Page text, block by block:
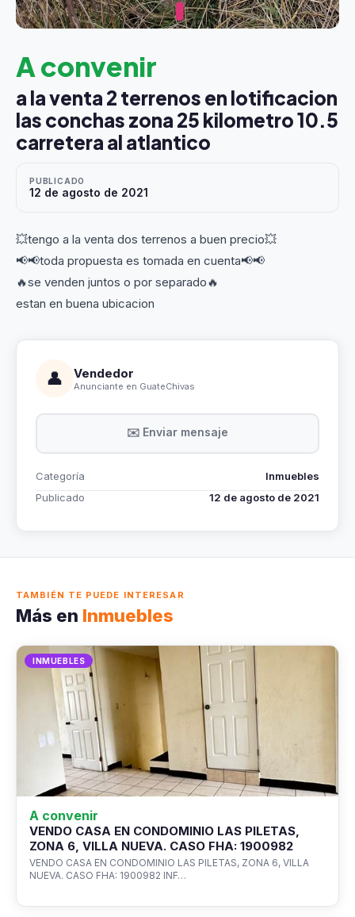
A convenir
a la venta 2 terrenos en lotificacion
las conchas zona 25 kilometro 10.5
carretera al atlantico
PUBLICADO
12 de agosto de 2021
💥tengo a la venta dos terrenos a buen precio💥
📢📢toda propuesta es tomada en cuenta📢📢
🔥se venden juntos o por separado🔥
estan en buena ubicacion
👤 Vendedor
Anunciante en GuateChivas
✉️ Enviar mensaje
Categoría
Inmuebles
Publicado
12 de agosto de 2021
TAMBIÉN TE PUEDE INTERESAR
Más en Inmuebles
INMUEBLES
A convenir
VENDO CASA EN CONDOMINIO LAS PILETAS,
ZONA 6, VILLA NUEVA. CASO FHA: 1900982
VENDO CASA EN CONDOMINIO LAS PILETAS, ZONA 6, VILLA
NUEVA. CASO FHA: 1900982 INF…